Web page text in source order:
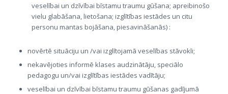
veselībai un dzīvībai bīstamu traumu gūšana; apreibinošo
vielu glabāšana, lietošana; izglītības iestādes un citu
personu mantas bojāšana, piesavināšanās) :
novērtē situāciju un /vai izglītojamā veselības stāvokli;
nekavējoties informē klases audzinātāju, speciālo
pedagogu un/vai izglītības iestādes vadītāju;
veselībai un dzīvībai bīstamu traumu gūšanas gadījumā